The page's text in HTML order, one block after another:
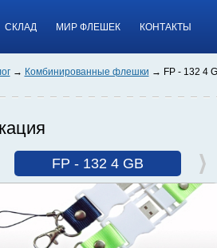
СКЛАД МИР ФЛЕШЕК КОНТАКТЫ
Комбинированные флешки FP - 132 4
FP - 132 4 GB